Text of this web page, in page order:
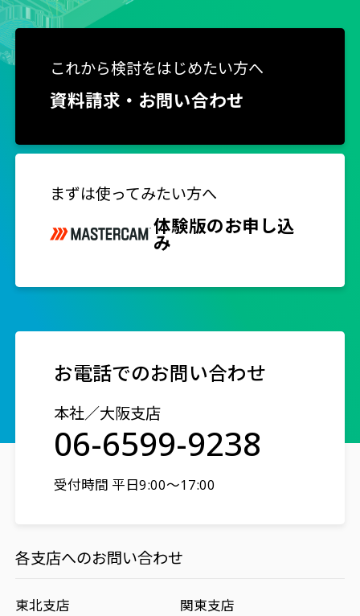
これから検討をはじめたい方へ
資料請求・お問い合わせ
まずは使ってみたい方へ
体験版のお申し込
み
お電話でのお問い合わせ
本社／大阪支店
06-6599-9238
受付時間 平日9:00～17:00
各支店へのお問い合わせ
東北支店 関東支店